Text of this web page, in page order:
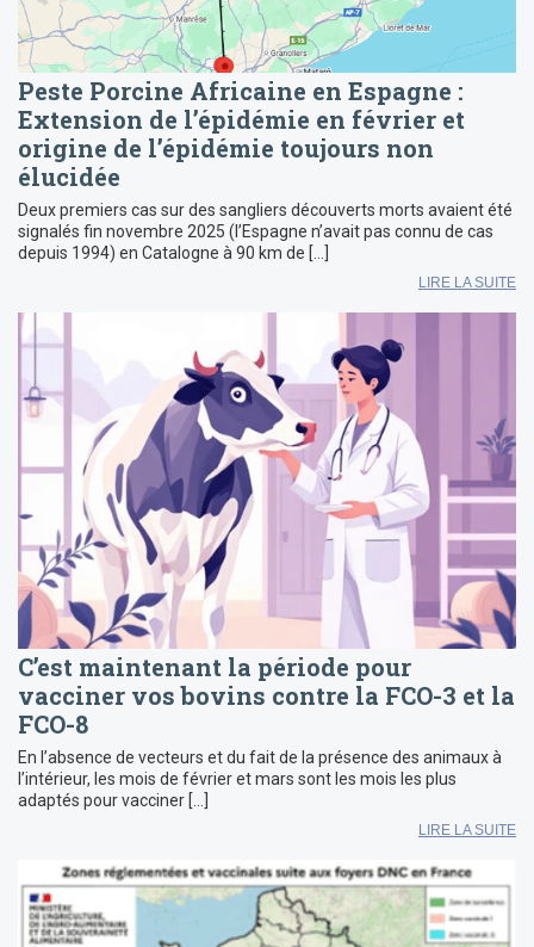
Peste Porcine Africaine en Espagne :
Extension de l’épidémie en février et
origine de l’épidémie toujours non
élucidée
Deux premiers cas sur des sangliers découverts morts avaient été
signalés fin novembre 2025 (l’Espagne n’avait pas connu de cas
depuis 1994) en Catalogne à 90 km de […]
LIRE LA SUITE
C’est maintenant la période pour
vacciner vos bovins contre la FCO-3 et la
FCO-8
En l’absence de vecteurs et du fait de la présence des animaux à
l’intérieur, les mois de février et mars sont les mois les plus
adaptés pour vacciner […]
LIRE LA SUITE